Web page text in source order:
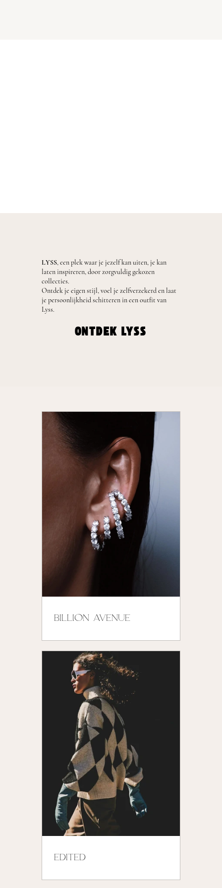
ONTDEK LYSS
LYSS, een plek waar je jezelf kan uiten, je kan
laten inspireren, door zorgvuldig gekozen
collecties.
Ontdek je eigen stijl, voel je zelfverzekerd en laat
je persoonlijkheid schitteren in een outfit van
Lyss.
BILLION AVENUE
EDITED